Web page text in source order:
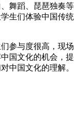
舞蹈、琵琶独奏等
生们体验中国传统
参与度很高，现场
国文化的机会，提
中国文化的理解。